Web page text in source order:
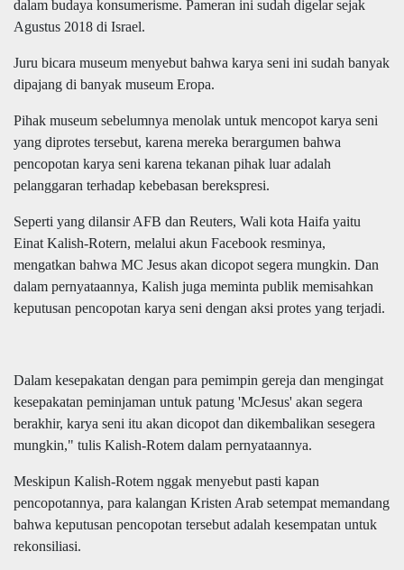
dalam budaya konsumerisme. Pameran ini sudah digelar sejak
Agustus 2018 di Israel.
Juru bicara museum menyebut bahwa karya seni ini sudah banyak
dipajang di banyak museum Eropa.
Pihak museum sebelumnya menolak untuk mencopot karya seni
yang diprotes tersebut, karena mereka berargumen bahwa
pencopotan karya seni karena tekanan pihak luar adalah
pelanggaran terhadap kebebasan berekspresi.
Seperti yang dilansir AFB dan Reuters, Wali kota Haifa yaitu
Einat Kalish-Rotern, melalui akun Facebook resminya,
mengatkan bahwa MC Jesus akan dicopot segera mungkin. Dan
dalam pernyataannya, Kalish juga meminta publik memisahkan
keputusan pencopotan karya seni dengan aksi protes yang terjadi.
Dalam kesepakatan dengan para pemimpin gereja dan mengingat
kesepakatan peminjaman untuk patung 'McJesus' akan segera
berakhir, karya seni itu akan dicopot dan dikembalikan sesegera
mungkin," tulis Kalish-Rotem dalam pernyataannya.
Meskipun Kalish-Rotem nggak menyebut pasti kapan
pencopotannya, para kalangan Kristen Arab setempat memandang
bahwa keputusan pencopotan tersebut adalah kesempatan untuk
rekonsiliasi.